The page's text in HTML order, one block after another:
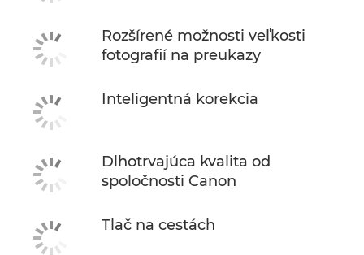
Rozšírené možnosti veľkosti
fotografií na preukazy
Inteligentná korekcia
Dlhotrvajúca kvalita od
spoločnosti Canon
Tlač na cestách